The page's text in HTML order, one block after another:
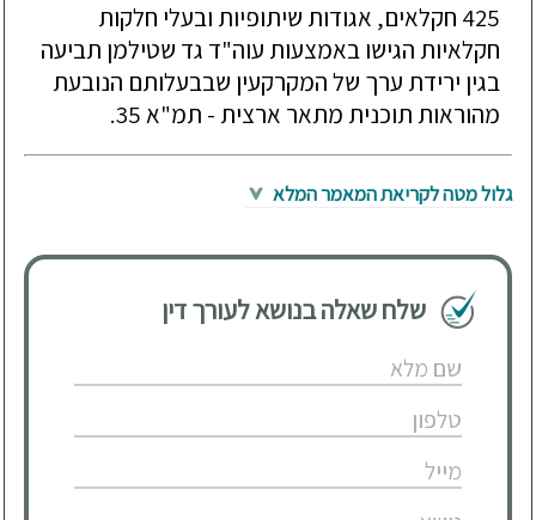
425 חקלאים, אגודות שיתופיות ובעלי חלקות
חקלאיות הגישו באמצעות עוה"ד גד שטילמן תביעה
בגין ירידת ערך של המקרקעין שבבעלותם הנובעת
מהוראות תוכנית מתאר ארצית - תמ"א 35.
גלול מטה לקריאת המאמר המלא
שלח שאלה בנושא לעורך דין